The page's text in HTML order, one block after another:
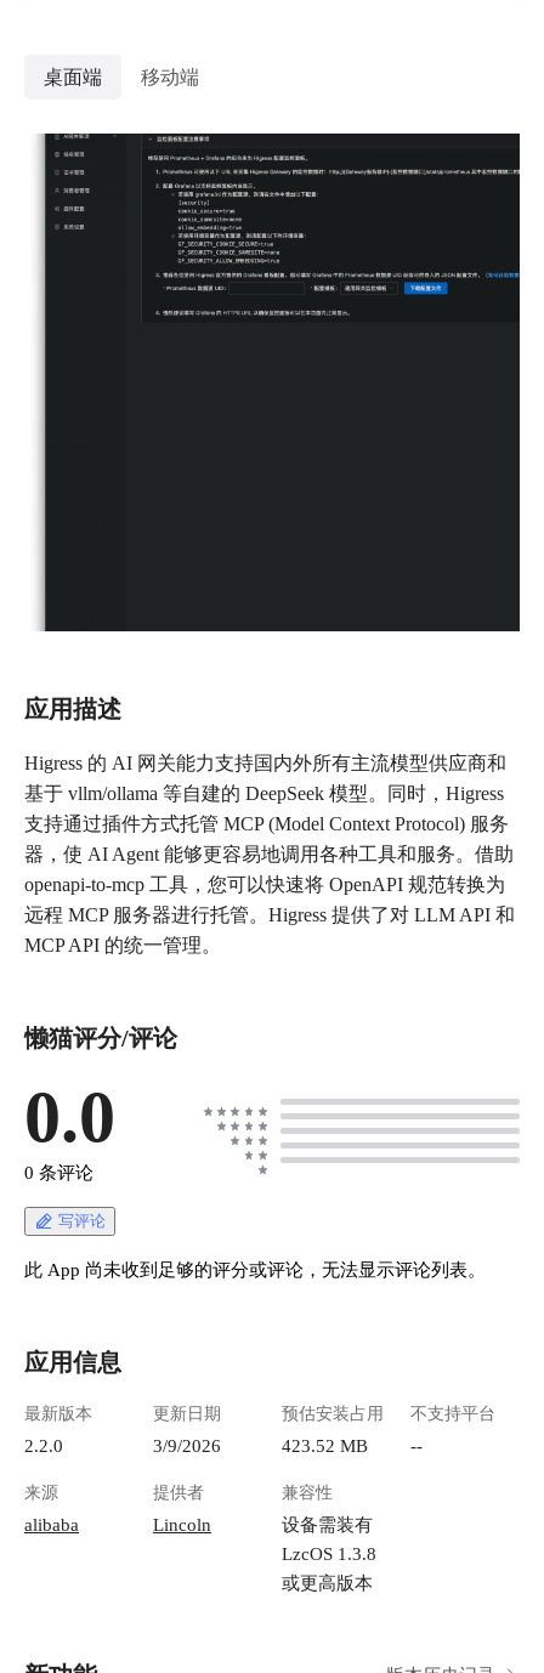
桌面端 移动端
应用描述
Higress 的 AI 网关能力支持国内外所有主流模型供应商和
基于 vllm/ollama 等自建的 DeepSeek 模型。同时，Higress
支持通过插件方式托管 MCP (Model Context Protocol) 服务
器，使 AI Agent 能够更容易地调用各种工具和服务。借助
openapi-to-mcp 工具，您可以快速将 OpenAPI 规范转换为
远程 MCP 服务器进行托管。Higress 提供了对 LLM API 和
MCP API 的统一管理。
懒猫评分/评论
0.0
0 条评论
写评论
此 App 尚未收到足够的评分或评论，无法显示评论列表。
应用信息
最新版本
2.2.0
更新日期
3/9/2026
预估安装占用
423.52 MB
不支持平台
--
来源
alibaba
提供者
Lincoln
兼容性
设备需装有
LzcOS 1.3.8
或更高版本